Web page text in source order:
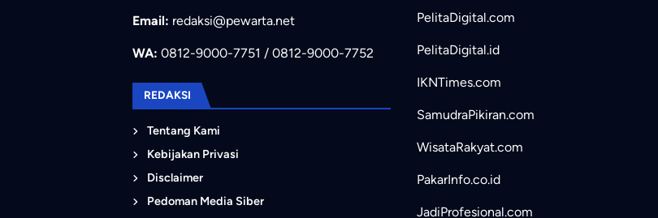
Email: redaksi@pewarta.net
WA: 0812-9000-7751 / 0812-9000-7752
REDAKSI
Tentang Kami
Kebijakan Privasi
Disclaimer
Pedoman Media Siber
PelitaDigital.com
PelitaDigital.id
IKNTimes.com
SamudraPikiran.com
WisataRakyat.com
PakarInfo.co.id
JadiProfesional.com